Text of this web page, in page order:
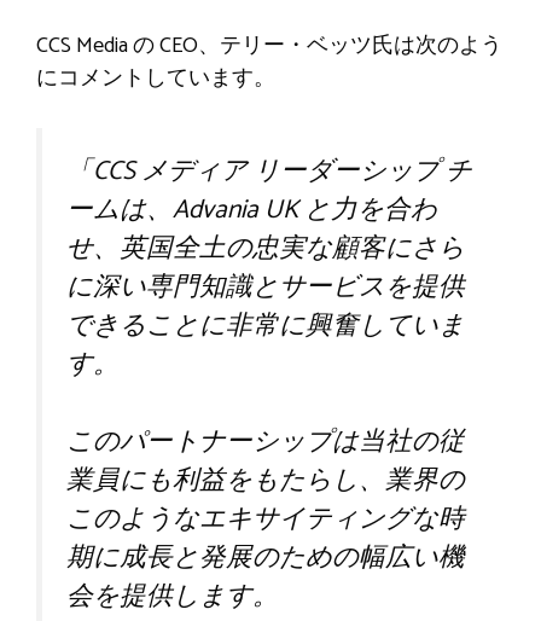
CCS Media の CEO、テリー・ベッツ氏は次のよう
にコメントしています。
「CCS メディア リーダーシップ チ
ームは、Advania UK と力を合わ
せ、英国全土の忠実な顧客にさら
に深い専門知識とサービスを提供
できることに非常に興奮していま
す。
このパートナーシップは当社の従
業員にも利益をもたらし、業界の
このようなエキサイティングな時
期に成長と発展のための幅広い機
会を提供します。